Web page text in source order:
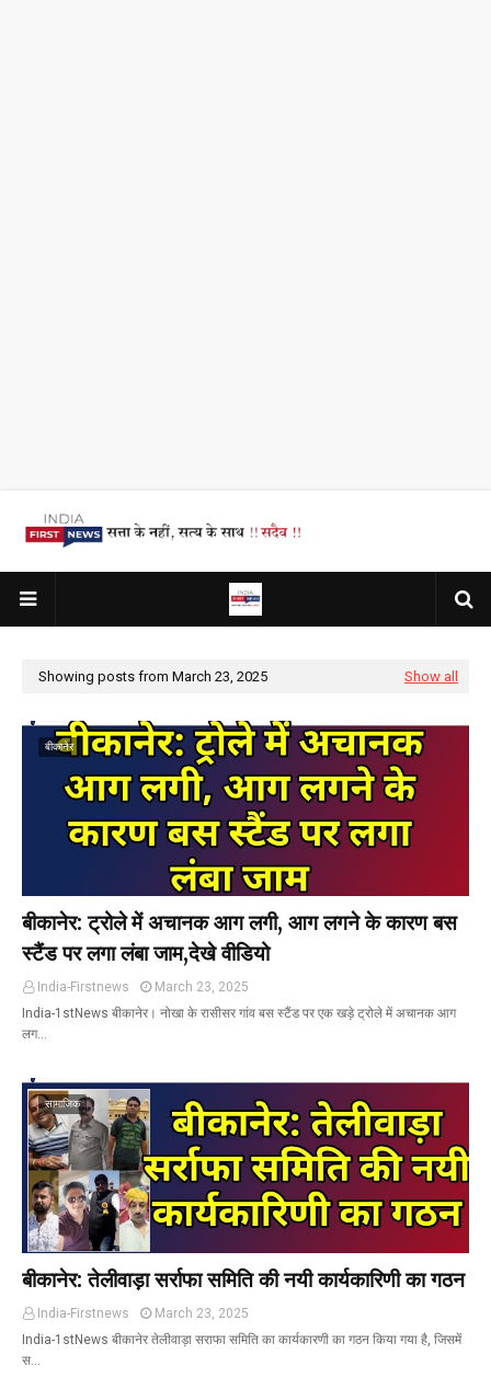
Showing posts from March 23, 2025 Show all
बीकानेर
बीकानेर: ट्रोले में अचानक आग लगी, आग लगने के कारण बस
स्टैंड पर लगा लंबा जाम,देखे वीडियो
India-Firstnews
March 23, 2025
India-1stNews बीकानेर। नोखा के रासीसर गांव बस स्टैंड पर एक खड़े ट्रोले में अचानक आग
लग…
सामाजिक
बीकानेर: तेलीवाड़ा सर्राफा समिति की नयी कार्यकारिणी का गठन
India-Firstnews
March 23, 2025
India-1stNews बीकानेर तेलीवाड़ा सराफा समिति का कार्यकारणी का गठन किया गया है, जिसमें
स…